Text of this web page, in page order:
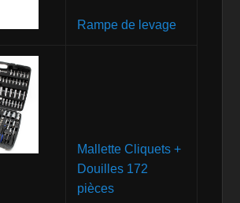
Rampe de levage
Mallette Cliquets +
Douilles 172
pièces